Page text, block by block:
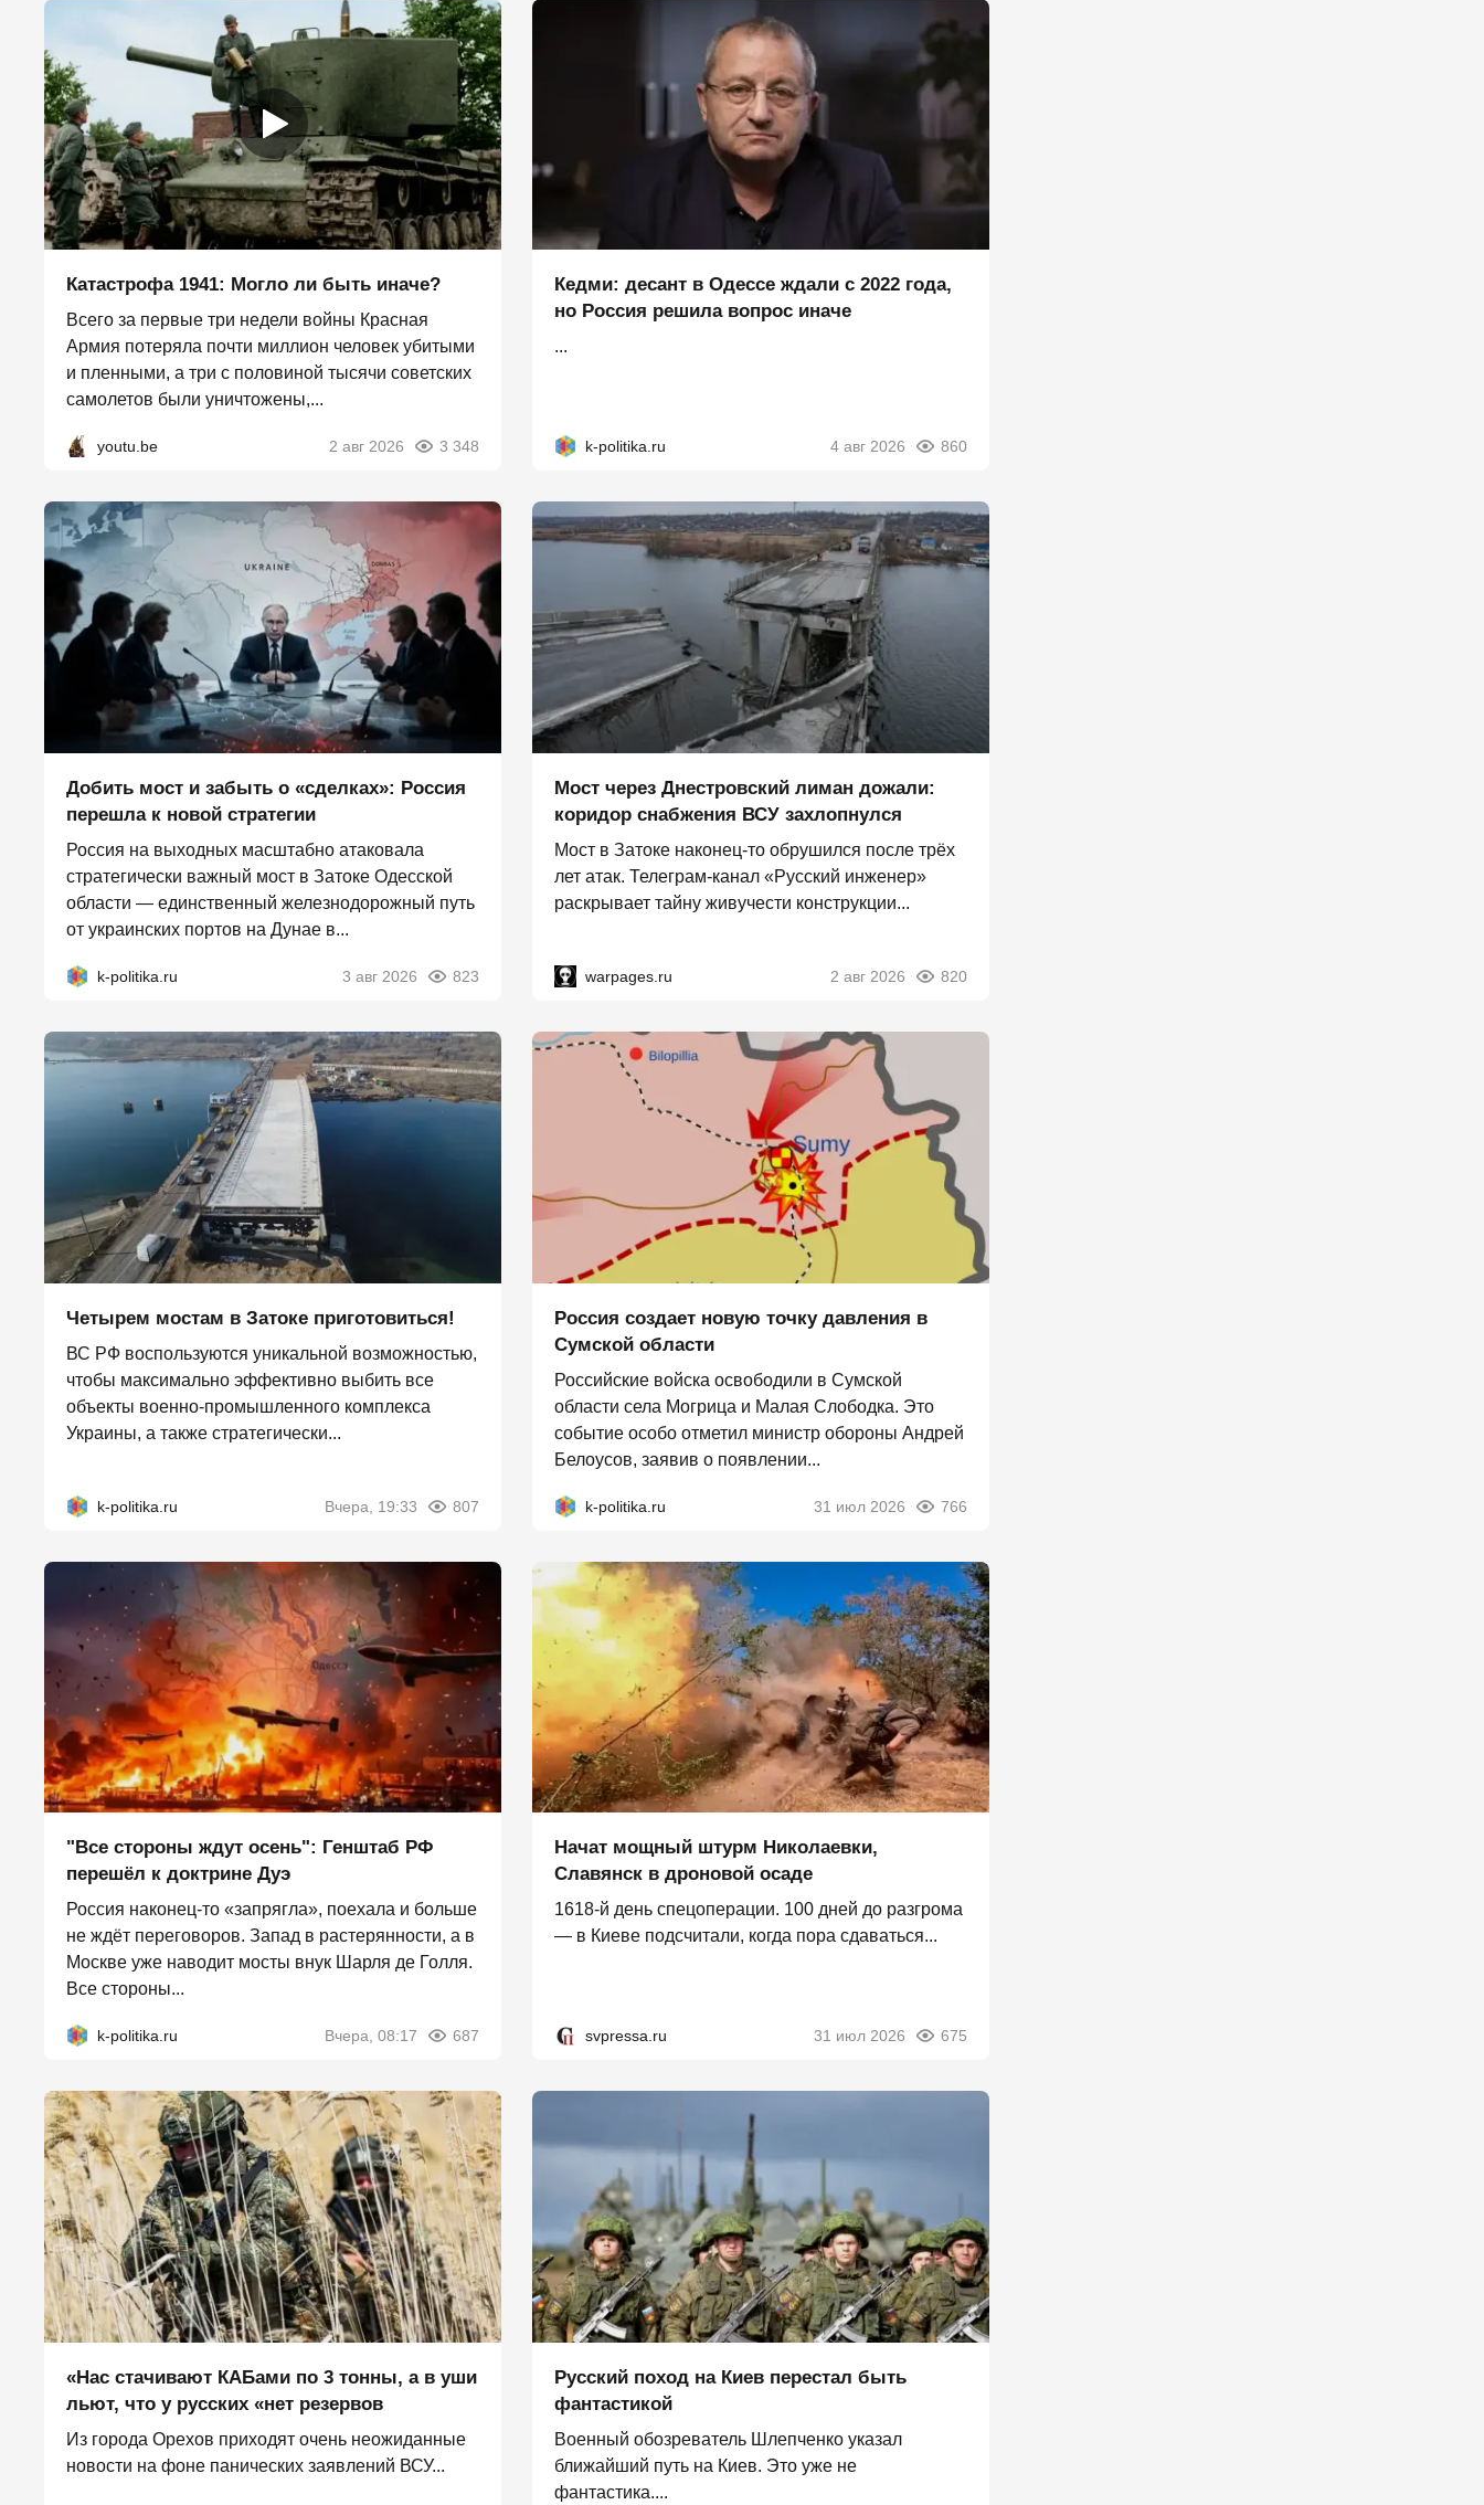
Катастрофа 1941: Могло ли быть иначе?
Всего за первые три недели войны Красная
Армия потеряла почти миллион человек убитыми
и пленными, а три с половиной тысячи советских
самолетов были уничтожены,...
youtu.be 2 авг 2026 3 348
Кедми: десант в Одессе ждали с 2022 года,
но Россия решила вопрос иначе
...
k-politika.ru 4 авг 2026 860
Добить мост и забыть о «сделках»: Россия
перешла к новой стратегии
Россия на выходных масштабно атаковала
стратегически важный мост в Затоке Одесской
области — единственный железнодорожный путь
от украинских портов на Дунае в...
k-politika.ru 3 авг 2026 823
Мост через Днестровский лиман дожали:
коридор снабжения ВСУ захлопнулся
Мост в Затоке наконец-то обрушился после трёх
лет атак. Телеграм-канал «Русский инженер»
раскрывает тайну живучести конструкции...
warpages.ru 2 авг 2026 820
Четырем мостам в Затоке приготовиться!
ВС РФ воспользуются уникальной возможностью,
чтобы максимально эффективно выбить все
объекты военно-промышленного комплекса
Украины, а также стратегически...
k-politika.ru Вчера, 19:33 807
Россия создает новую точку давления в
Сумской области
Российские войска освободили в Сумской
области села Могрица и Малая Слободка. Это
событие особо отметил министр обороны Андрей
Белоусов, заявив о появлении...
k-politika.ru 31 июл 2026 766
"Все стороны ждут осень": Генштаб РФ
перешёл к доктрине Дуэ
Россия наконец-то «запрягла», поехала и больше
не ждёт переговоров. Запад в растерянности, а в
Москве уже наводит мосты внук Шарля де Голля.
Все стороны...
k-politika.ru Вчера, 08:17 687
Начат мощный штурм Николаевки,
Славянск в дроновой осаде
1618-й день спецоперации. 100 дней до разгрома
— в Киеве подсчитали, когда пора сдаваться...
svpressa.ru 31 июл 2026 675
«Нас стачивают КАБами по 3 тонны, а в уши
льют, что у русских «нет резервов
Из города Орехов приходят очень неожиданные
новости на фоне панических заявлений ВСУ...
Русский поход на Киев перестал быть
фантастикой
Военный обозреватель Шлепченко указал
ближайший путь на Киев. Это уже не
фантастика....